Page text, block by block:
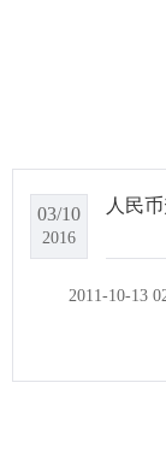
03/10
2016
人民
2011-10-13